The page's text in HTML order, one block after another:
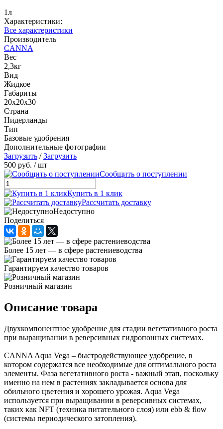
1л
Характеристики:
Все характеристики
Производитель
CANNA
Вес
2,3кг
Вид
Жидкое
Габариты
20х20х30
Страна
Нидерланды
Тип
Базовые удобрения
Дополнительные фотографии
Загрузить /Загрузить
500 руб. / шт
Сообщить о поступлении
Купить в 1 клик
Рассчитать доставку
Недоступно
Поделиться
Более 15 лет — в сфере растениеводства
Гарантируем качество товаров
Розничный магазин
Описание товара
Двухкомпонентное удобрение для стадии вегетативного роста
при выращивании в реверсивных гидропонных системах.
CANNA Aqua Vega – быстродействующее удобрение, в
котором содержатся все необходимые для оптимального роста
элементы. Фаза вегетативного роста - важный этап, поскольку
именно на нем в растениях закладывается основа для
обильного цветения и хорошего урожая. Aqua Vega
используется при выращивании в реверсивных системах,
таких как NFT (техника питательного слоя) или ebb & flow
(системы периодического затопления).